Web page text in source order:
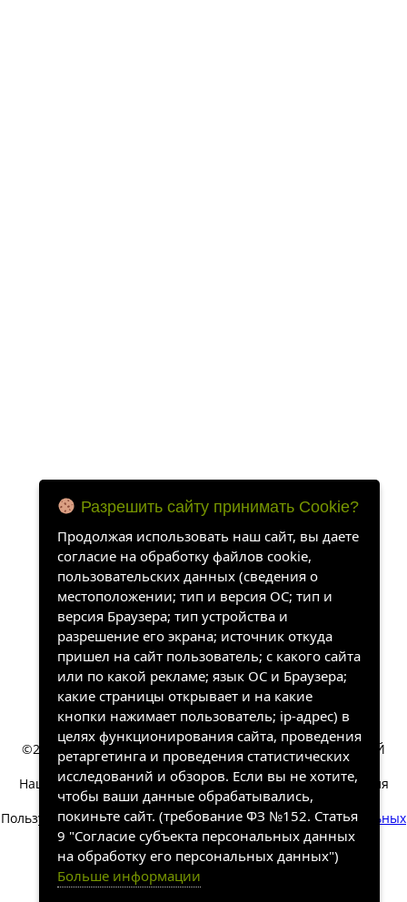
©2022-2026, «ХАНГАЛАССКИЙ УЛУСНЫЙ КРАЕВЕДЧЕСКИЙ
МУЗЕЙ». Все права защищены.
Наш сайт собирает информацию, которая необходима для
работы сайта.
Пользуясь сайтом вы соглашаетесь на обработку персональных
данных.
Разработка и техническая
поддержка сайта
Разрешить сайту принимать Cookie?
Продолжая использовать наш сайт, вы даете
согласие на обработку файлов cookie,
пользовательских данных (сведения о
местоположении; тип и версия ОС; тип и
версия Браузера; тип устройства и
разрешение его экрана; источник откуда
пришел на сайт пользователь; с какого сайта
или по какой рекламе; язык ОС и Браузера;
какие страницы открывает и на какие
кнопки нажимает пользователь; ip-адрес) в
целях функционирования сайта, проведения
ретаргетинга и проведения статистических
исследований и обзоров. Если вы не хотите,
чтобы ваши данные обрабатывались,
покиньте сайт. (требование ФЗ №152. Статья
9 "Согласие субъекта персональных данных
на обработку его персональных данных")
Больше информации